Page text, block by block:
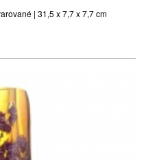
| 31,5 x 7,7 x 7,7 cm